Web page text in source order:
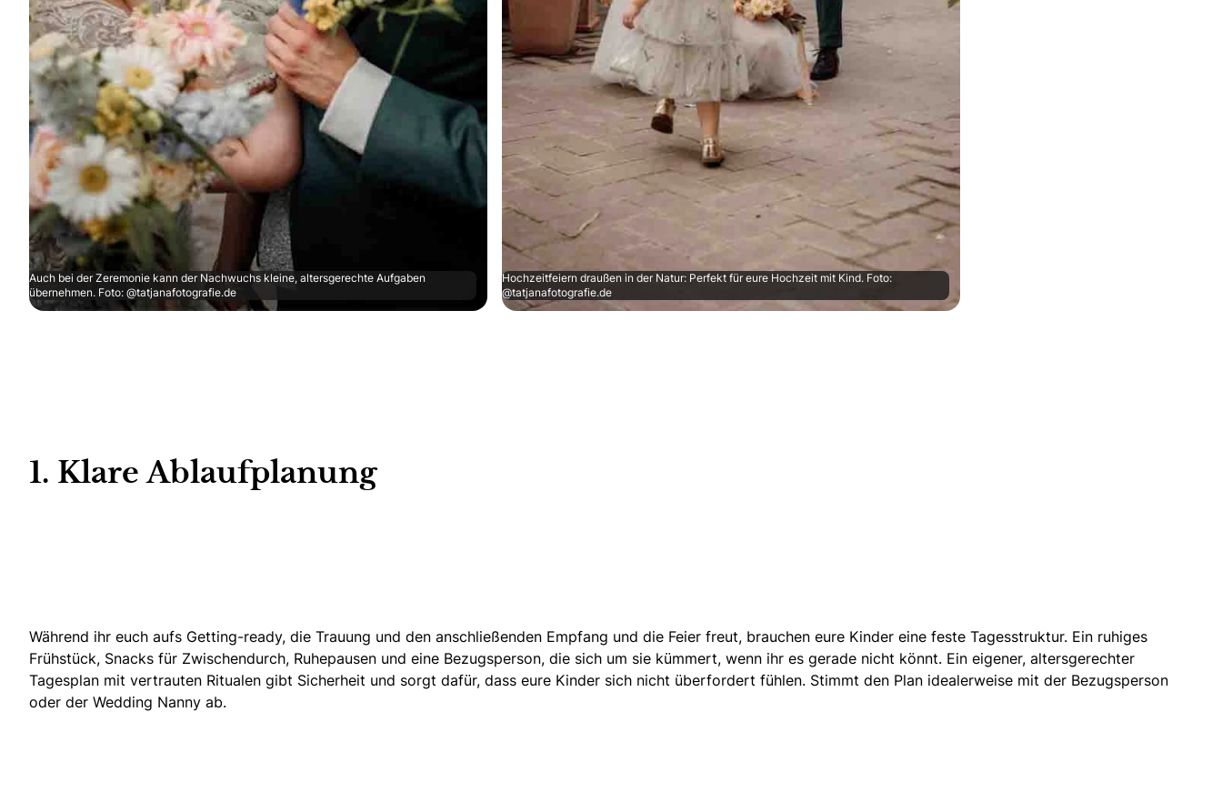
Auch bei der Zeremonie kann der Nachwuchs kleine, altersgerechte Aufgaben
übernehmen. Foto: @tatjanafotografie.de
Hochzeitfeiern draußen in der Natur: Perfekt für eure Hochzeit mit Kind. Foto:
@tatjanafotografie.de
1. Klare Ablaufplanung
Während ihr euch aufs Getting-ready, die Trauung und den anschließenden Empfang und die Feier freut, brauchen eure Kinder eine feste Tagesstruktur. Ein ruhiges
Frühstück, Snacks für Zwischendurch, Ruhepausen und eine Bezugsperson, die sich um sie kümmert, wenn ihr es gerade nicht könnt. Ein eigener, altersgerechter
Tagesplan mit vertrauten Ritualen gibt Sicherheit und sorgt dafür, dass eure Kinder sich nicht überfordert fühlen. Stimmt den Plan idealerweise mit der Bezugsperson
oder der Wedding Nanny ab.